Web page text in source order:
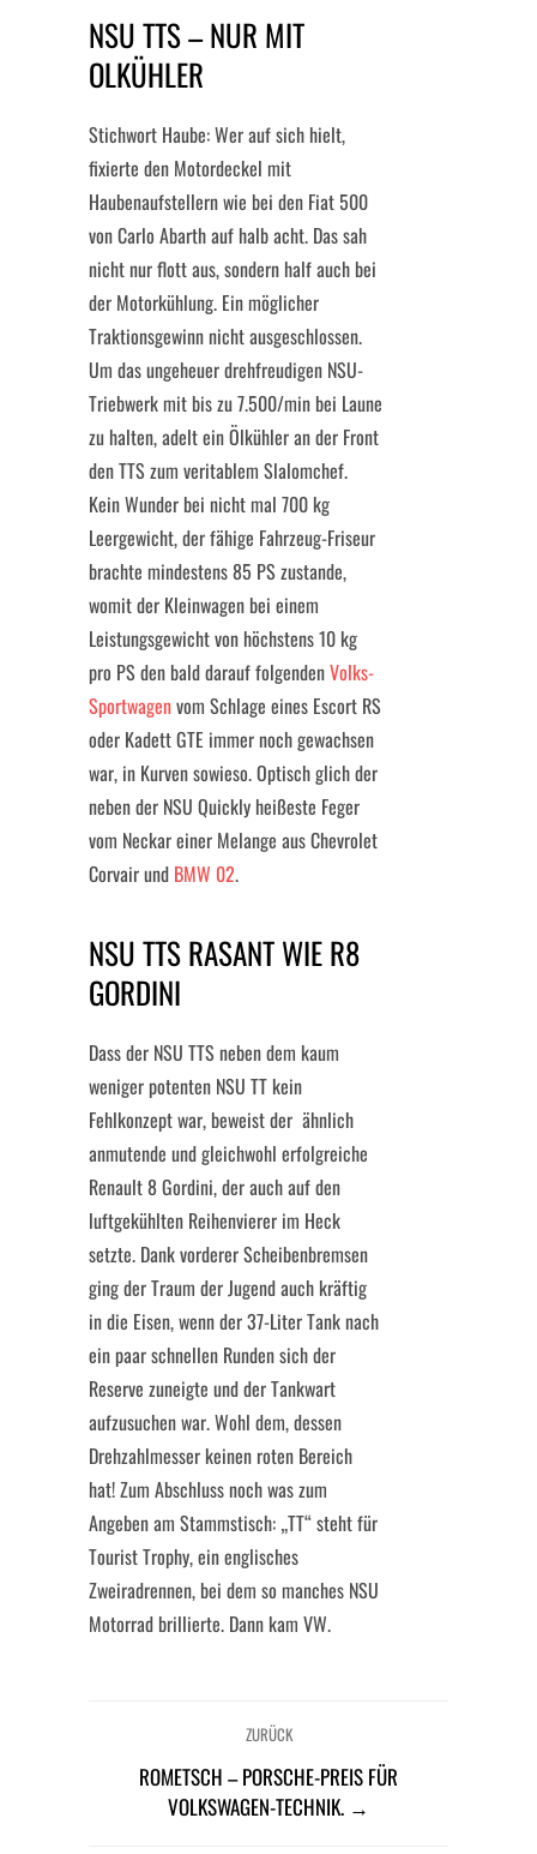
NSU TTS – NUR MIT
OLKÜHLER
Stichwort Haube: Wer auf sich hielt,
fixierte den Motordeckel mit
Haubenaufstellern wie bei den Fiat 500
von Carlo Abarth auf halb acht. Das sah
nicht nur flott aus, sondern half auch bei
der Motorkühlung. Ein möglicher
Traktionsgewinn nicht ausgeschlossen.
Um das ungeheuer drehfreudigen NSU-
Triebwerk mit bis zu 7.500/min bei Laune
zu halten, adelt ein Ölkühler an der Front
den TTS zum veritablem Slalomchef.
Kein Wunder bei nicht mal 700 kg
Leergewicht, der fähige Fahrzeug-Friseur
brachte mindestens 85 PS zustande,
womit der Kleinwagen bei einem
Leistungsgewicht von höchstens 10 kg
pro PS den bald darauf folgendenVolks-
Sportwagenvom Schlage eines Escort RS
oder Kadett GTE immer noch gewachsen
war, in Kurven sowieso. Optisch glich der
neben der NSU Quickly heißeste Feger
vom Neckar einer Melange aus Chevrolet
Corvair und BMW 02.
NSU TTS RASANT WIE R8
GORDINI
Dass der NSU TTS neben dem kaum
weniger potenten NSU TT kein
Fehlkonzept war, beweist der ähnlich
anmutende und gleichwohl erfolgreiche
Renault 8 Gordini, der auch auf den
luftgekühlten Reihenvierer im Heck
setzte. Dank vorderer Scheibenbremsen
ging der Traum der Jugend auch kräftig
in die Eisen, wenn der 37-Liter Tank nach
ein paar schnellen Runden sich der
Reserve zuneigte und der Tankwart
aufzusuchen war. Wohl dem, dessen
Drehzahlmesser keinen roten Bereich
hat! Zum Abschluss noch was zum
Angeben am Stammstisch: „TT“ steht für
Tourist Trophy, ein englisches
Zweiradrennen, bei dem so manches NSU
Motorrad brillierte. Dann kam VW.
ZURÜCK
ROMETSCH – PORSCHE-PREIS FÜR
VOLKSWAGEN-TECHNIK. →